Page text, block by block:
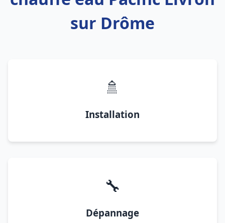
sur Drôme
🚿
Installation
🔧
Dépannage